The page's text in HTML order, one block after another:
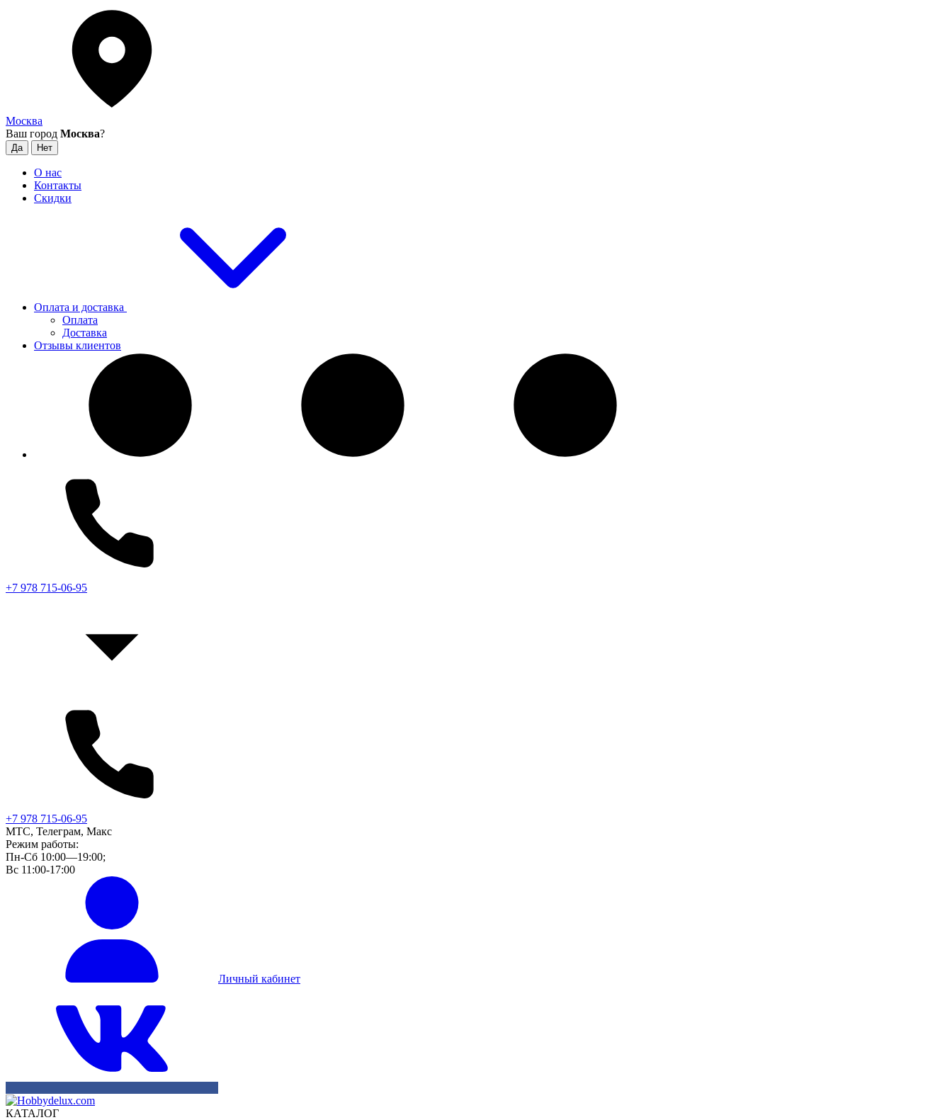
Москва
Ваш город Москва?
О нас
Контакты
Скидки
Оплата и доставка
Оплата
Доставка
Отзывы клиентов
+7 978 715-06-95
+7 978 715-06-95
МТС, Телеграм, Макс
Режим работы:
Пн-Сб 10:00—19:00;
Вс 11:00-17:00
Личный кабинет
КАТАЛОГ